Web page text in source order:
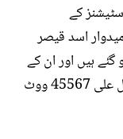
تمام 385 پولنگ سٹیشنز کے
اسد قیصر
ہو گئے ہیں اور ان کے
مدمقابل جمعیت علمائے اسلام (ف) کے فضل علی 45567 ووٹ